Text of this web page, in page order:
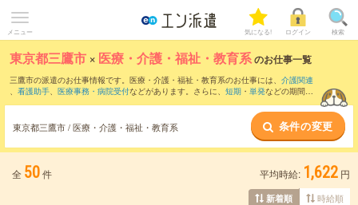
メニュー 気になる! ログイン 検索
東京都三鷹市 × 医療・介護・福祉・教育系のお仕事一覧
三鷹市の派遣のお仕事情報です。医療・介護・福祉・教育系のお仕事には、 介護関連
、 看護助手、 医療事務・病院受付などがあります。さらに、 短期 ・ 単発などの期間
東京都三鷹市 / 医療・介護・福祉・教育系 条件の変更
全 50件 平均時給: 1,622 円
新着順 時給順